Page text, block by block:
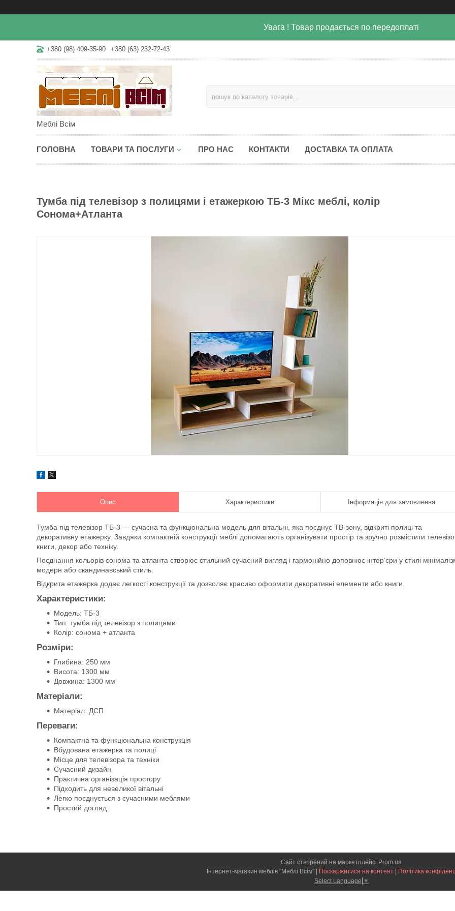
Увага ! Товар продається по передоплаті
+380 (98) 409-35-90 +380 (63) 232-72-43
Меблі Всім
ГОЛОВНА ТОВАРИ ТА ПОСЛУГИ ПРО НАС КОНТАКТИ ДОСТАВКА ТА ОПЛАТА
Тумба під телевізор з полицями і етажеркою ТБ-3 Мікс меблі, колір
Сонома+Атланта
Опис Характеристики Інформація для замовлення
Тумба під телевізор ТБ-3 — сучасна та функціональна модель для вітальні, яка поєднує ТВ-зону, відкриті полиці та
декоративну етажерку. Завдяки компактній конструкції меблі допомагають організувати простір та зручно розмістити
книги, декор або техніку.
Поєднання кольорів сонома та атланта створює стильний сучасний вигляд і гармонійно доповнює інтер’єри у стилі
модерн або скандинавський стиль.
Відкрита етажерка додає легкості конструкції та дозволяє красиво оформити декоративні елементи або книги.
Характеристики:
Модель: ТБ-3
Тип: тумба під телевізор з полицями
Колір: сонома + атланта
Розміри:
Глибина: 250 мм
Висота: 1300 мм
Довжина: 1300 мм
Матеріали:
Матеріал: ДСП
Переваги:
Компактна та функціональна конструкція
Вбудована етажерка та полиці
Місце для телевізора та техніки
Сучасний дизайн
Практична організація простору
Підходить для невеликої вітальні
Легко поєднується з сучасними меблями
Простий догляд
Сайт створений на маркетплейсі Prom.ua
Поскаржитися на контент
Політика
Select Language ▼